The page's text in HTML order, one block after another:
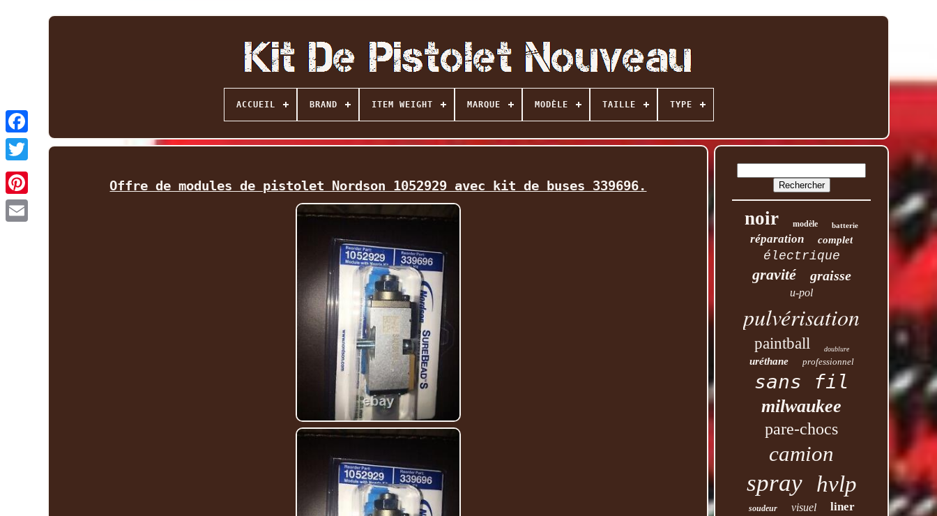
Facebook
Twitter
ACCUEIL BRAND ITEM WEIGHT MARQUE MODÈLE TAILLE TYPE
Offre de modules de pistolet Nordson 1052929 avec kit de buses 339696.
noir modèle batterie
réparation complet
électrique
gravité graisse
u-pol
pulvérisation
paintball doublure
uréthane professionnel
sans fil
milwaukee
pare-chocs
camion
spray hvlp
soudeur visuel liner